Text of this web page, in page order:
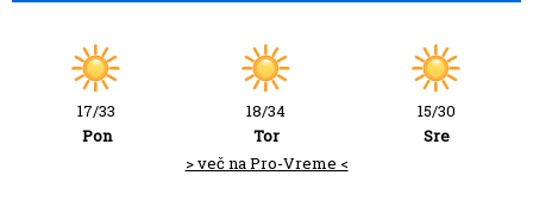
17/33
Pon
18/34
Tor
15/30
Sre
> več na Pro-Vreme <